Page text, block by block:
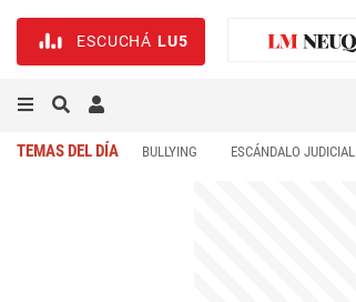
ESCUCHÁ LU5
TEMAS DEL DÍA BULLYING ESCÁNDALO JUDICIAL